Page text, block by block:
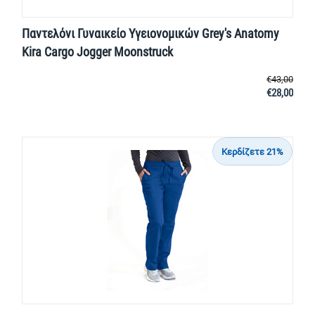
Παντελόνι Γυναικείο Υγειονομικών Grey's Anatomy
Kira Cargo Jogger Moonstruck
€43,00
€28,00
Κερδίζετε 21%